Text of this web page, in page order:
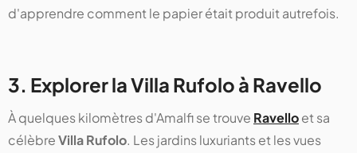
d'apprendre comment le papier était produit autrefois.
3. Explorer la Villa Rufolo à Ravello
À quelques kilomètres d'Amalfi se trouve Ravelloet sa
célèbreVilla Rufolo. Les jardins luxuriants et les vues